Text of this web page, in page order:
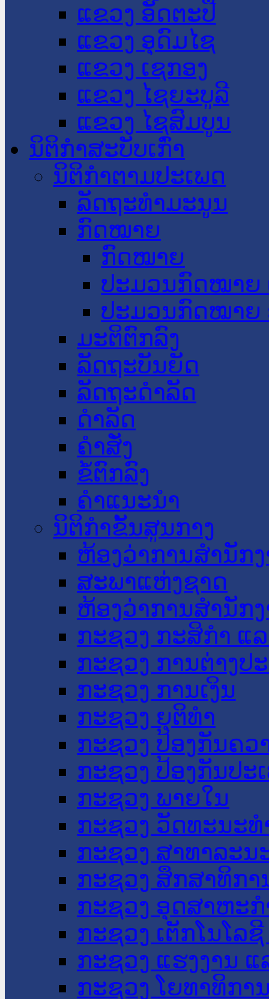
ແຂວງ ອັດຕະປື
ແຂວງ ອຸດົມໄຊ
ແຂວງ ເຊກອງ
ແຂວງ ໄຊຍະບູລີ
ແຂວງ ໄຊສົມບູນ
ນິຕິກໍາສະບັບເກົ່າ
ນິຕິກຳຕາມປະເພດ
ລັດຖະທໍາມະນູນ
ກົດໝາຍ
ກົດໝາຍ
ປະມວນກົດໝາຍ
ປະມວນກົດໝາຍ
ມະຕິຕົກລົງ
ລັດຖະບັນຍັດ
ລັດຖະດໍາລັດ
ດໍາລັດ
ຄໍາສັ່ງ
ຂໍ້ຕົກລົງ
ຄໍາແນະນໍາ
ນິຕິກໍາຂັ້ນສູນກາງ
ຫ້ອງວ່າການສໍານັກ
ສະພາແຫ່ງຊາດ
ຫ້ອງວ່າການສຳນັກ
ກະຊວງ ກະສິກຳ ແ
ກະຊວງ ການຕ່າງປ
ກະຊວງ ການເງິນ
ກະຊວງ ຍຸຕິທໍາ
ກະຊວງ ປ້ອງກັນຄວ
ກະຊວງ ປ້ອງກັນປະ
ກະຊວງ ພາຍໃນ
ກະຊວງ ວັດທະນະ
ກະຊວງ ສາທາລະນ
ກະຊວງ ສຶກສາທິກາ
ກະຊວງ ອຸດສາຫະ
ກະຊວງ ເຕັກໂນໂລ
ກະຊວງ ແຮງງານ
ກະຊວງ ໂຍທາທິກາ